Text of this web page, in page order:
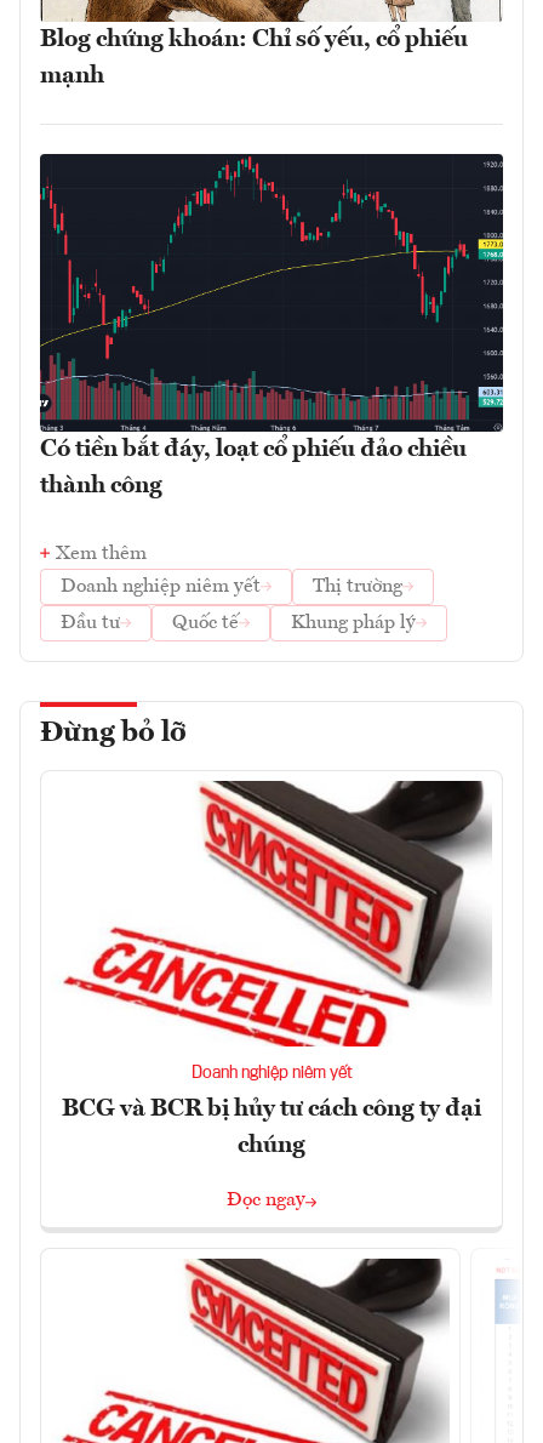
Blog chứng khoán: Chỉ số yếu, cổ phiếu
mạnh
Có tiền bắt đáy, loạt cổ phiếu đảo chiều
thành công
Xem thêm
Doanh nghiệp niêm yết
Thị trường
Đầu tư
Quốc tế Khung pháp lý
Đừng bỏ lỡ
Doanh nghiệp niêm yết
BCG và BCR bị hủy tư cách công ty đại
chúng
Đọc ngay